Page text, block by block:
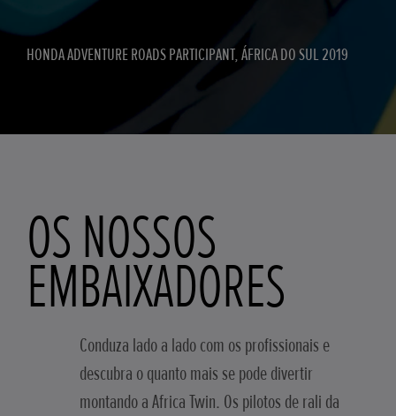
HONDA ADVENTURE ROADS PARTICIPANT, ÁFRICA DO SUL 2019
OS NOSSOS
EMBAIXADORES
Conduza lado a lado com os profissionais e
descubra o quanto mais se pode divertir
montando a Africa Twin. Os pilotos de rali da